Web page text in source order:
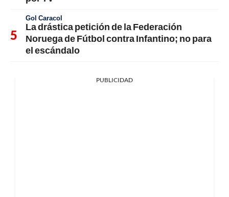
Gol Caracol
La drástica petición de la Federación
Noruega de Fútbol contra Infantino; no para
el escándalo
PUBLICIDAD